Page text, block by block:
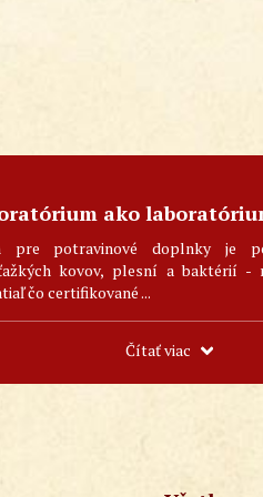
ako
pre potravinové doplnky je
kovov, plesní a baktérií -
čo certifikované ...
Čítať viac